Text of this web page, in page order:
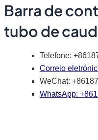
Barra de
tubo de
Telefone:
Correio
WeChat:
WhatsApp: